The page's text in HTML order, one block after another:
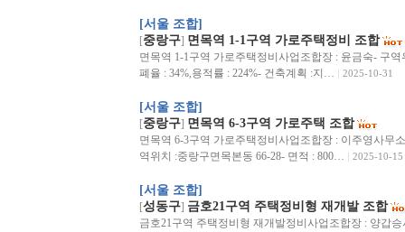
[서울 조합]
[중랑구] 면목역 1-1구역 가로주택정비 조합
면목역 1-1구역 가로주택정비사업조합장 : 윤금숙- 구
폐율 : 34%,용적률 : 224%- 건축계획 :지…
2025-10-31
[서울 조합]
[중랑구] 면목역 6-3구역 가로주택 조합
면목역 6-3구역 가로주택정비사업조합장 : 이주영사무
역위치 :중랑구면목본동 66-28- 면적 : 800…
2025-10-15
[서울 조합]
[성동구] 금호21구역 주택정비형 재개발 조합
금호21구역 주택정비형 재개발정비사업조합장 : 양갑